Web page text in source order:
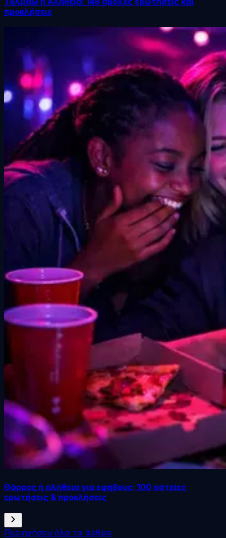
προκλήσεις
Θάρρος ή αλήθεια για εφήβους: 100 αστείες
ερωτήσεις & προκλήσεις
Περιηγήσου όλα τα άρθρα